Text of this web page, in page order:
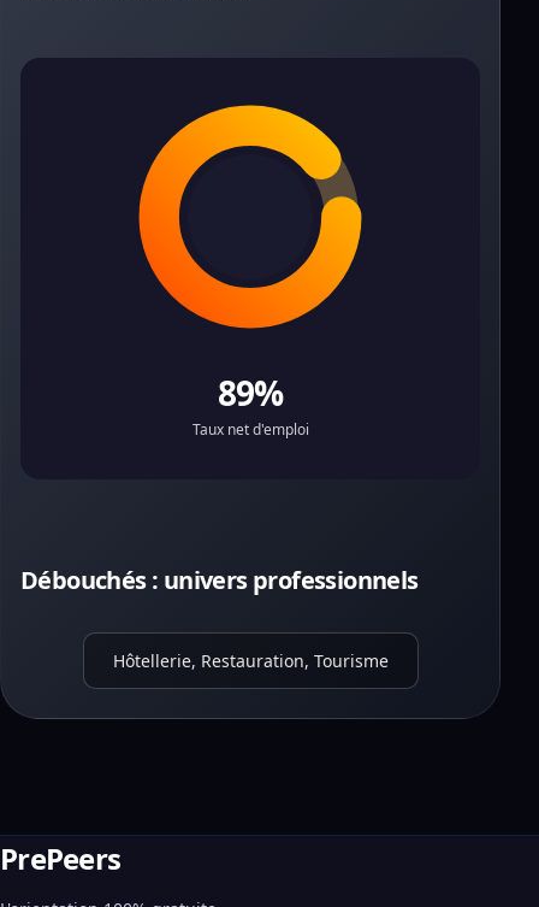
89%
Taux net d'emploi
Débouchés : univers professionnels
Hôtellerie, Restauration, Tourisme
PrePeers